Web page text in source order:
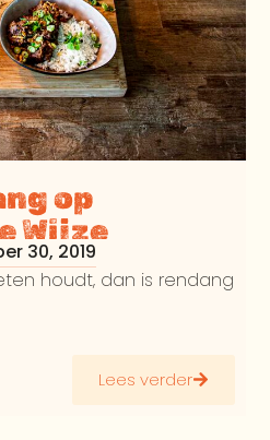
op
Wijze
30, 2019
houdt, dan is rendang
Lees verder